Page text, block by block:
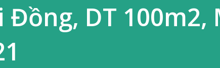
Đồng, DT 100m2,